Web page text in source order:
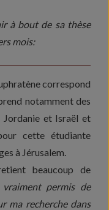
à bout de sa thèse
mois:
correspond
notamment des
Jordanie et Israël et
cette étudiante
à Jérusalem.
beaucoup de
permis de
ma recherche dans